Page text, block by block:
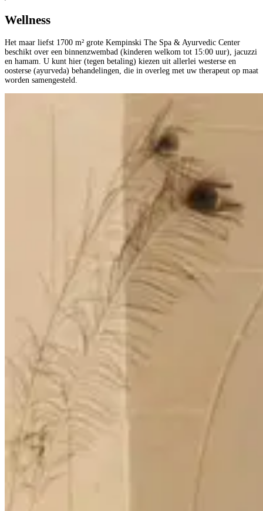
Wellness
Het maar liefst 1700 m² grote Kempinski The Spa & Ayurvedic Center
beschikt over een binnenzwembad (kinderen welkom tot 15:00 uur), jacuzzi
en hamam. U kunt hier (tegen betaling) kiezen uit allerlei westerse en
oosterse (ayurveda) behandelingen, die in overleg met uw therapeut op maat
worden samengesteld.